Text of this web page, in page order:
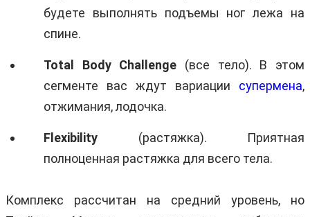
будете выполнять подъемы ног лежа на
спине.
Total Body Challenge (все тело). В этом
сегменте вас ждут вариации супермена,
отжимания, лодочка.
Flexibility (растяжка). Приятная
полноценная растяжка для всего тела.
Комплекс рассчитан на средний уровень, но